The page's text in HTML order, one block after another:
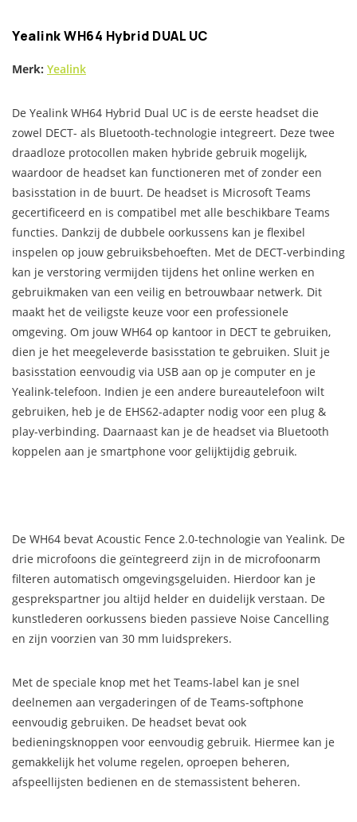
Yealink WH64 Hybrid DUAL UC
Merk: Yealink
De Yealink WH64 Hybrid Dual UC is de eerste headset die
zowel DECT- als Bluetooth-technologie integreert. Deze twee
draadloze protocollen maken hybride gebruik mogelijk,
waardoor de headset kan functioneren met of zonder een
basisstation in de buurt. De headset is Microsoft Teams
gecertificeerd en is compatibel met alle beschikbare Teams
functies. Dankzij de dubbele oorkussens kan je flexibel
inspelen op jouw gebruiksbehoeften. Met de DECT-verbinding
kan je verstoring vermijden tijdens het online werken en
gebruikmaken van een veilig en betrouwbaar netwerk. Dit
maakt het de veiligste keuze voor een professionele
omgeving. Om jouw WH64 op kantoor in DECT te gebruiken,
dien je het meegeleverde basisstation te gebruiken. Sluit je
basisstation eenvoudig via USB aan op je computer en je
Yealink-telefoon. Indien je een andere bureautelefoon wilt
gebruiken, heb je de EHS62-adapter nodig voor een plug &
play-verbinding. Daarnaast kan je de headset via Bluetooth
koppelen aan je smartphone voor gelijktijdig gebruik.
De WH64 bevat Acoustic Fence 2.0-technologie van Yealink. De
drie microfoons die geïntegreerd zijn in de microfoonarm
filteren automatisch omgevingsgeluiden. Hierdoor kan je
gesprekspartner jou altijd helder en duidelijk verstaan. De
kunstlederen oorkussens bieden passieve Noise Cancelling
en zijn voorzien van 30 mm luidsprekers.
Met de speciale knop met het Teams-label kan je snel
deelnemen aan vergaderingen of de Teams-softphone
eenvoudig gebruiken. De headset bevat ook
bedieningsknoppen voor eenvoudig gebruik. Hiermee kan je
gemakkelijk het volume regelen, oproepen beheren,
afspeellijsten bedienen en de stemassistent beheren.